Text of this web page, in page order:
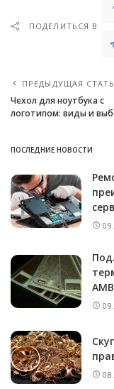
ПОДЕЛИТЬСЯ В
ПРЕДЫДУЩАЯ
Чехол для ноутбука с
логотипом: виды и
ПОСЛЕДНИЕ НОВОСТИ
AMB